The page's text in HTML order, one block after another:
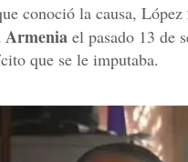
conoció la causa, López
Armenia el pasado 13 de
que se le imputaba.